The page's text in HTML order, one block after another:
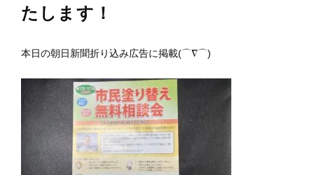
たします！
本日の朝日新聞折り込み広告に掲載(⌒∇⌒)